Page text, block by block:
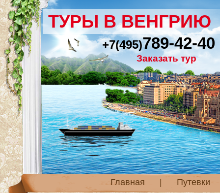
ТУРЫ В ВЕНГРИЮ
+7(495)789-42-40
Заказать тур
Главная Путевки